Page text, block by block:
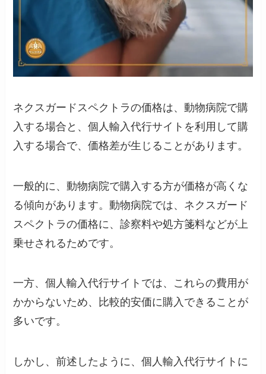
ネクスガードスペクトラの価格は、動物病院で購
入する場合と、個人輸入代行サイトを利用して購
入する場合で、価格差が生じることがあります。
一般的に、動物病院で購入する方が価格が高くな
る傾向があります。動物病院では、ネクスガード
スペクトラの価格に、診察料や処方箋料などが上
乗せされるためです。
一方、個人輸入代行サイトでは、これらの費用が
かからないため、比較的安価に購入できることが
多いです。
しかし、前述したように、個人輸入代行サイトに